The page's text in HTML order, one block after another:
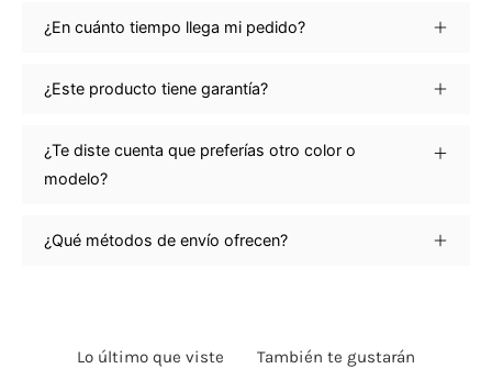
¿En cuánto tiempo llega mi pedido?
¿Este producto tiene garantía?
¿Te diste cuenta que preferías otro color o
modelo?
¿Qué métodos de envío ofrecen?
Lo último que viste También te gustarán